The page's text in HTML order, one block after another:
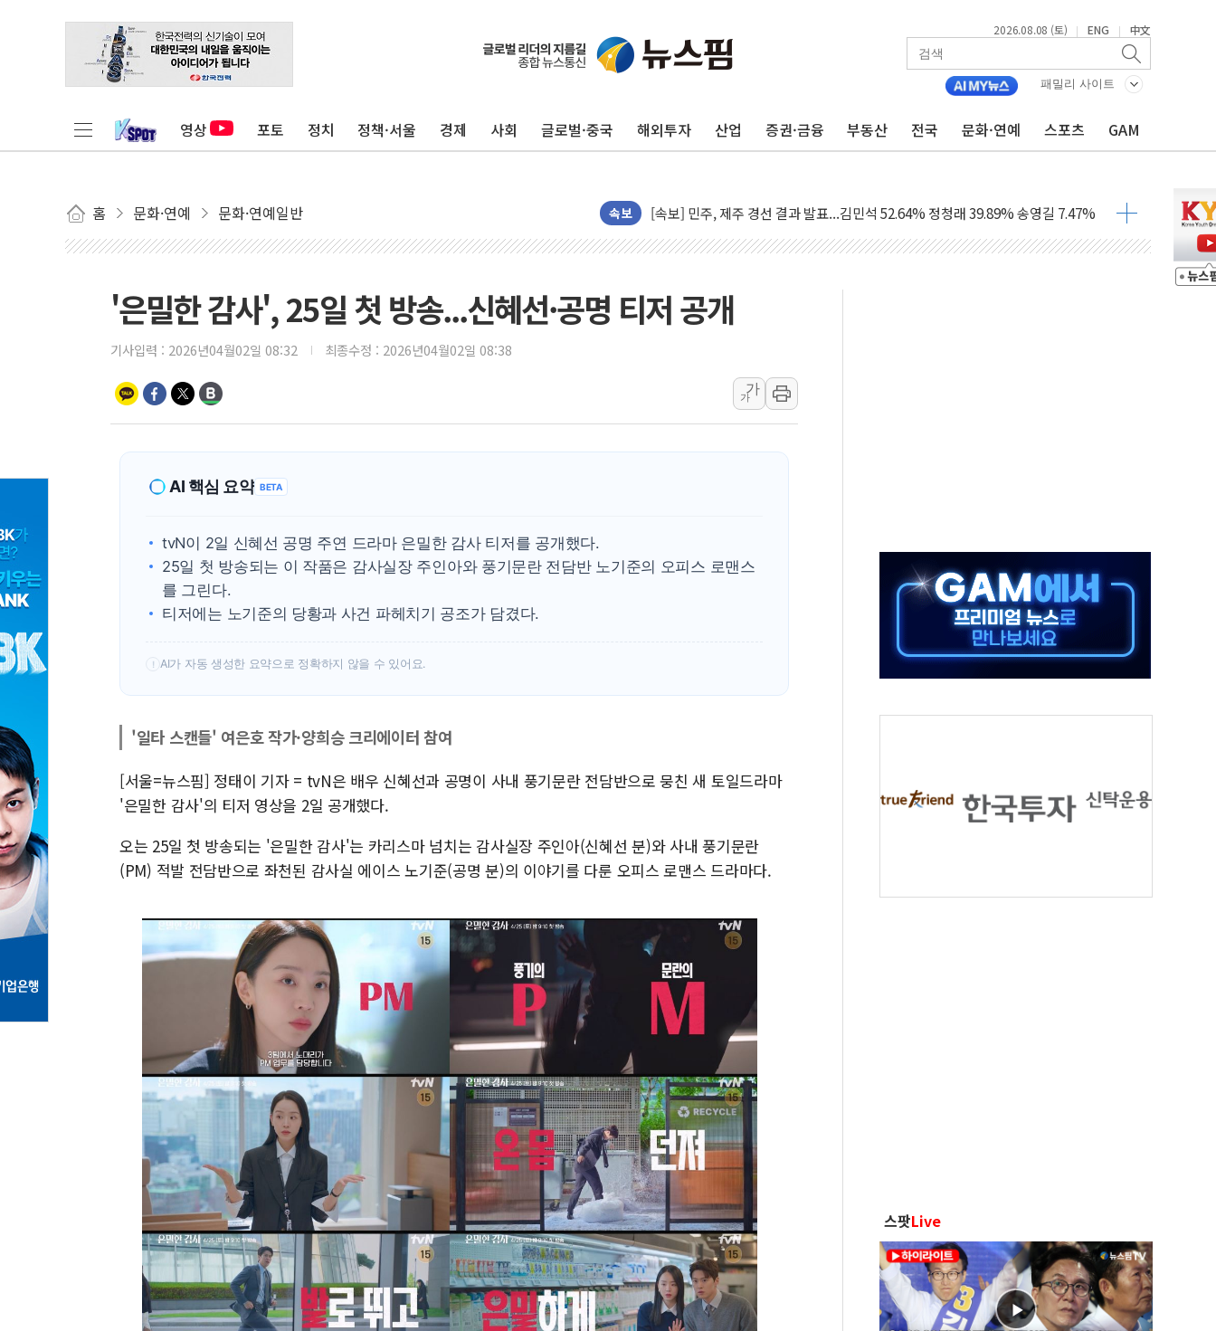
2026.08.08 (토) | ENG | 中文
패밀리 사이트
영상 포토 정치 정책·서울 경제 사회 글로벌·중국 해외투자 산업 증권·금융 부동산 전국 문화·연예 스포츠 GAM
홈 문화·연예 문화·연예일반 속보
인천 합동연설회 나선 송영길·정청래·김민석 당대표 후보
김민석, 2주차 제주·인천 경선서 정청래에 승리...47.75% vs 42.08%
[속보] 민주, 제주·인천 경선 결과 발표...김민석 47.75% 정청래 42.08%
[속보] 민주, 인천 경선 결과 발표...김민석 45.09% 정청래 43.27% 송영길 11.63%
이번주 국내 주요 금융일정(8.10~8.14)
美, 이란전 출구전략 만지작…공습 한계·탄약 부족 현실화
폐기물 수거하다 참변…60대 환경미화원 수거차에 치여 사망
서울 중랑구 주택가서 흉기 난동…60대 남성 2명 숨져
여수 오동도 인근 해상서 모터보트 전복…1명 사망·1명 실종
추미애, '위안부' 피해자 기림의 날 참석..."국제적 시민 연대로 목소리 내야"
인천 선재도 갯벌서 해루질 중 실종 60대 나흘만에 숨진 채 발견
인천서 말다툼 중 어머니 흉기 살해 10대 아들 체포
연일 폭염에 온열질환 사망 23명…정부, 비상대응기구 가동
'은밀한 감사', 25일 첫 방송...신혜선·공명 티저 공개
기사입력 : 2026년04월02일 08:32 최종수정 : 2026년04월02일 08:38
가
가
AI 핵심 요약 BETA
tvN이 2일 신혜선 공명 주연 드라마 은밀한 감사 티저를 공개했다.
25일 첫 방송되는 이 작품은 감사실장 주인아와 풍기문란 전담반 노기준의 오피스 로맨스
를 그린다.
티저에는 노기준의 당황과 사건 파헤치기 공조가 담겼다.
! AI가 자동 생성한 요약으로 정확하지 않을 수 있어요.
'일타 스캔들' 여은호 작가·양희승 크리에이터 참여
[서울=뉴스핌] 정태이 기자 = tvN은 배우 신혜선과 공명이 사내 풍기문란 전담반으로 뭉친 새 토일드라마
'은밀한 감사'의 티저 영상을 2일 공개했다.
오는 25일 첫 방송되는 '은밀한 감사'는 카리스마 넘치는 감사실장 주인아(신혜선 분)와 사내 풍기문란
(PM) 적발 전담반으로 좌천된 감사실 에이스 노기준(공명 분)의 이야기를 다룬 오피스 로맨스 드라마다.
스팟Live